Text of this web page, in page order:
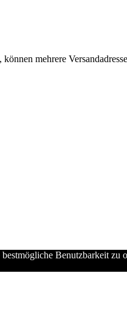
mehrere
Benutzbarkeit zu